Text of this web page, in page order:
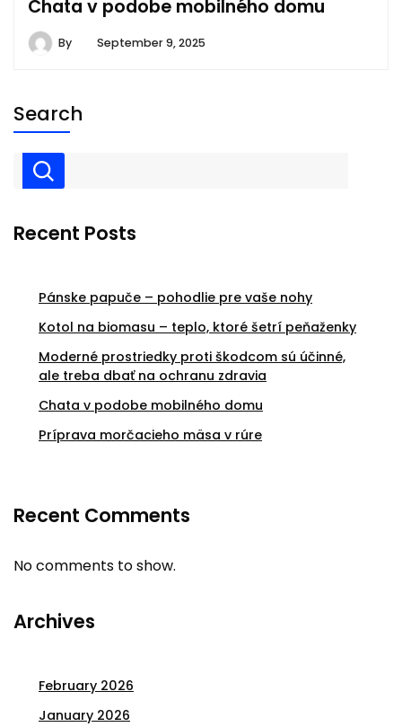
Chata v podobe mobilného domu
By September 9, 2025
Search
Recent Posts
Pánske papuče – pohodlie pre vaše nohy
Kotol na biomasu – teplo, ktoré šetrí peňaženky
Moderné prostriedky proti škodcom sú účinné,
ale treba dbať na ochranu zdravia
Chata v podobe mobilného domu
Príprava morčacieho mäsa v rúre
Recent Comments
No comments to show.
Archives
February 2026
January 2026